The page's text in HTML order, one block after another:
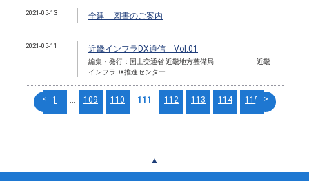
2021-05-13 全建 図書のご案内
2021-05-11 近畿インフラDX通信 Vol.01
編集・発行：国土交通省 近畿地方整備局 近畿
インフラDX推進センター
< 1 ... 109 110 111 112 113 114 115 >
▲